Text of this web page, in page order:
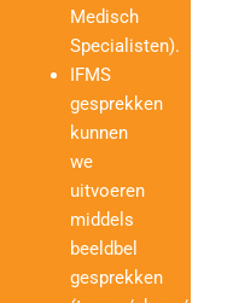
Medisch
Specialisten).
IFMS
gesprekken
kunnen
we
uitvoeren
middels
beeldbel
gesprekken